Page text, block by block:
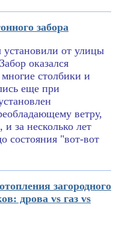
забора
от улицы
оказался
столбики и
еще при
ветру,
за несколько лет
состояния "вот-вот
загородного
дрова vs газ vs